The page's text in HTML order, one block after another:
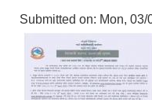
Submitted on: Mon, 03/